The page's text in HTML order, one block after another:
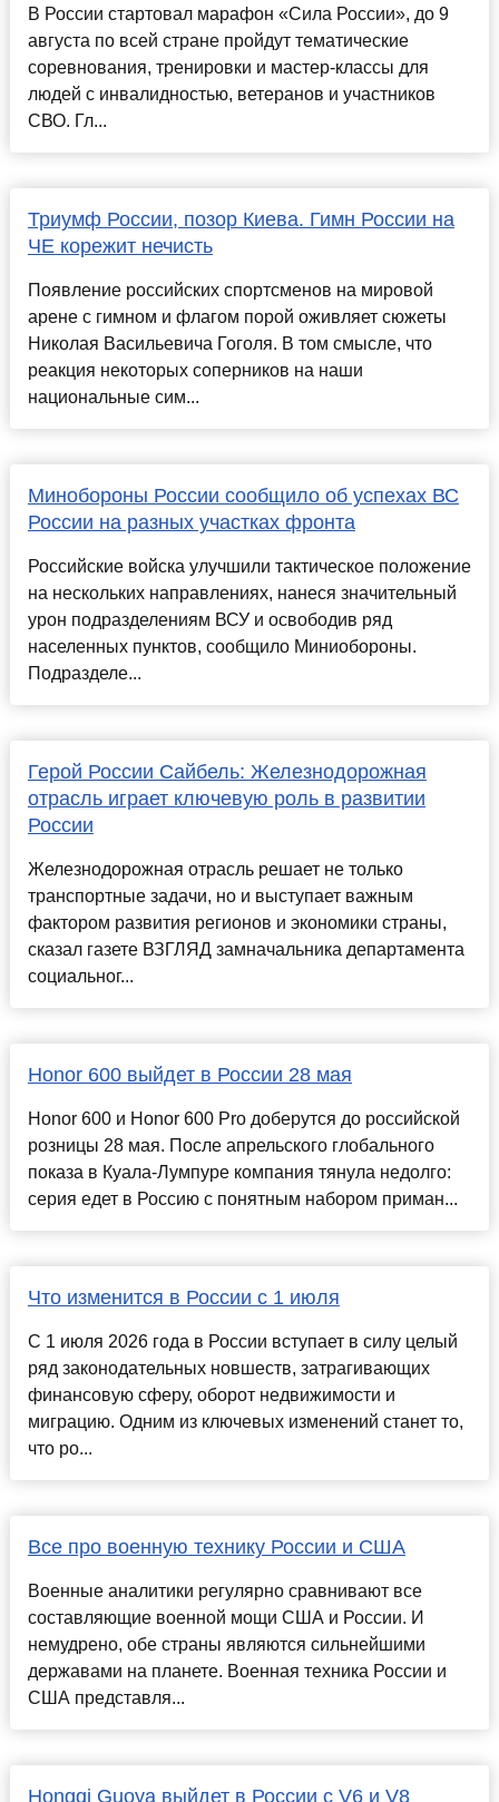
В России стартовал марафон «Сила России», до 9
августа по всей стране пройдут тематические
соревнования, тренировки и мастер-классы для
людей с инвалидностью, ветеранов и участников
СВО. Гл...
Триумф России, позор Киева. Гимн России на
ЧЕ корежит нечисть
Появление российских спортсменов на мировой
арене с гимном и флагом порой оживляет сюжеты
Николая Васильевича Гоголя. В том смысле, что
реакция некоторых соперников на наши
национальные сим...
Минобороны России сообщило об успехах ВС
России на разных участках фронта
Российские войска улучшили тактическое положение
на нескольких направлениях, нанеся значительный
урон подразделениям ВСУ и освободив ряд
населенных пунктов, сообщило Миниобороны.
Подразделе...
Герой России Сайбель: Железнодорожная
отрасль играет ключевую роль в развитии
России
Железнодорожная отрасль решает не только
транспортные задачи, но и выступает важным
фактором развития регионов и экономики страны,
сказал газете ВЗГЛЯД замначальника департамента
социальног...
Honor 600 выйдет в России 28 мая
Honor 600 и Honor 600 Pro доберутся до российской
розницы 28 мая. После апрельского глобального
показа в Куала-Лумпуре компания тянула недолго:
серия едет в Россию с понятным набором приман...
Что изменится в России с 1 июля
С 1 июля 2026 года в России вступает в силу целый
ряд законодательных новшеств, затрагивающих
финансовую сферу, оборот недвижимости и
миграцию. Одним из ключевых изменений станет то,
что ро...
Все про военную технику России и США
Военные аналитики регулярно сравнивают все
составляющие военной мощи США и России. И
немудрено, обе страны являются сильнейшими
державами на планете. Военная техника России и
США представля...
Hongqi Guoya выйдет в России с V6 и V8